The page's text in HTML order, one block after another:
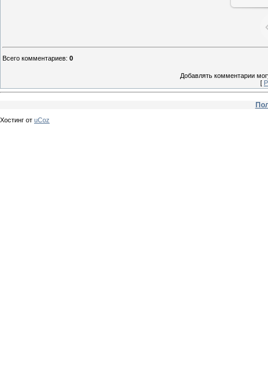
Всего комментариев: 0
Добавлять комментарии
[
Хостинг от uCoz